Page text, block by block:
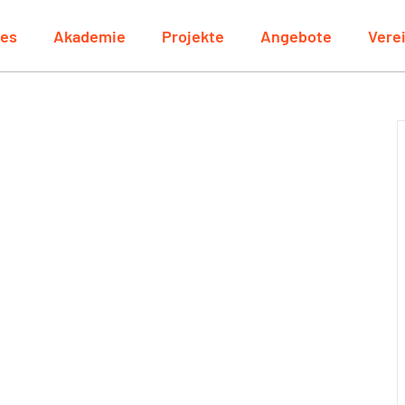
Akademie Projekte Angebote